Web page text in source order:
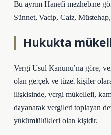
Bu ayrım Hanefi mezhebine
Sünnet, Vacip, Caiz,
Hukukta
Vergi Usul Kanunu’na göre,
olan gerçek ve tüzel kişiler
ilişkisinde, vergi mükellefi,
dayanarak vergileri toplayan
yükümlülükleri olan kişidir.